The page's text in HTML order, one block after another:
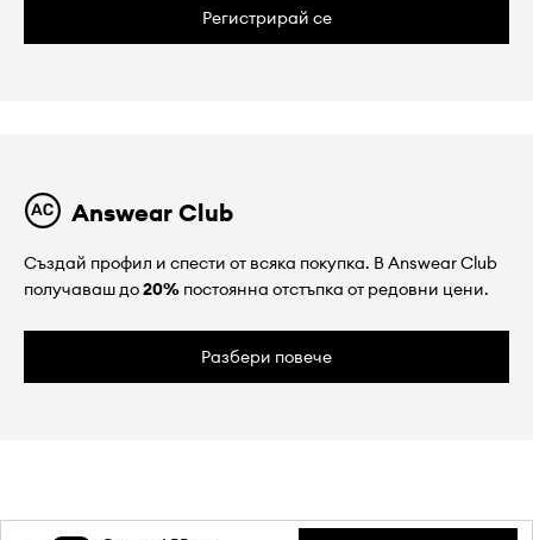
Регистрирай се
Answear Club
Създай профил и спести от всяка покупка. В Answear Club
получаваш до20% постоянна отстъпка от редовни цени.
Разбери повече